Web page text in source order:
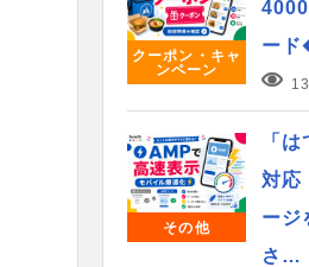
クーポン・キャ
ンペーン
ー
その他
「
対応
ージ
さ…